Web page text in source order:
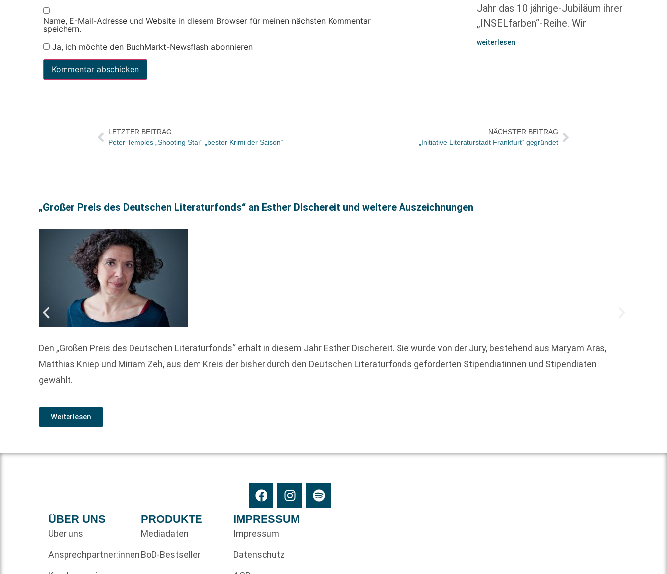
Name, E-Mail-Adresse und Website in diesem Browser für meinen nächsten Kommentar
speichern.
Ja, ich möchte den BuchMarkt-Newsflash abonnieren
Jahr das 10 jährige-Jubiläum ihrer
„INSELfarben“-Reihe. Wir
weiterlesen
LETZTER BEITRAG
Peter Temples „Shooting Star“ „bester Krimi der Saison“
NÄCHSTER BEITRAG
„Initiative Literaturstadt Frankfurt“ gegründet
„Großer Preis des Deutschen Literaturfonds“ an Esther Dischereit und weitere Auszeichnungen
Den „Großen Preis des Deutschen Literaturfonds“ erhält in diesem Jahr Esther Dischereit. Sie wurde von der Jury, bestehend aus Maryam Aras,
Matthias Kniep und Miriam Zeh, aus dem Kreis der bisher durch den Deutschen Literaturfonds geförderten Stipendiatinnen und Stipendiaten
gewählt.
Weiterlesen
ÜBER UNS
Über uns
Ansprechpartner:innen
PRODUKTE
Mediadaten
BoD-Bestseller
IMPRESSUM
Impressum
Datenschutz